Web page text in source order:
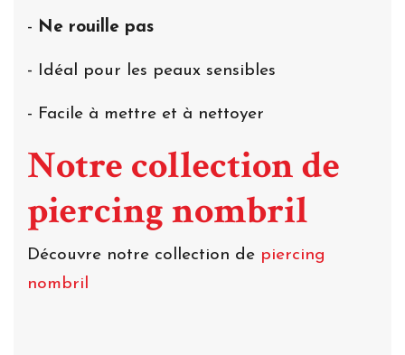
- Ne rouille pas
- Idéal pour les peaux sensibles
- Facile à mettre et à nettoyer
Notre collection de
piercing nombril
Découvre notre collection de piercing
nombril